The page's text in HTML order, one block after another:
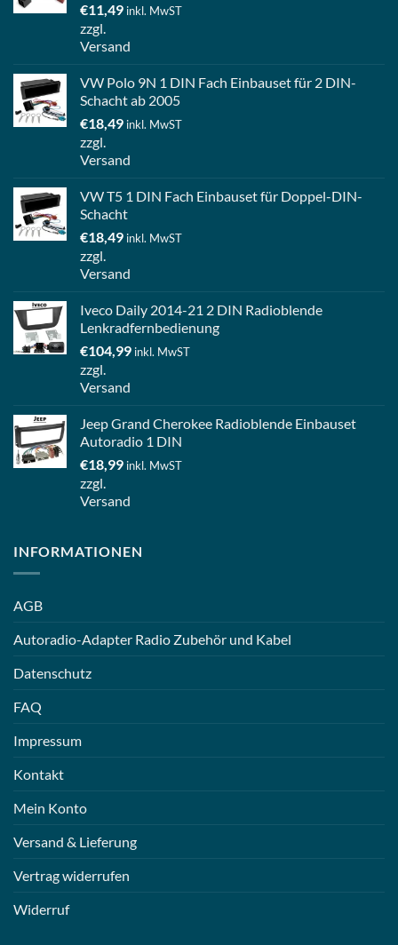
€11,49 inkl. MwST
zzgl.
Versand
VW Polo 9N 1 DIN Fach Einbauset für 2 DIN-
Schacht ab 2005
€18,49 inkl. MwST
zzgl.
Versand
VW T5 1 DIN Fach Einbauset für Doppel-DIN-
Schacht
€18,49 inkl. MwST
zzgl.
Versand
Iveco Daily 2014-21 2 DIN Radioblende
Lenkradfernbedienung
€104,99 inkl. MwST
zzgl.
Versand
Jeep Grand Cherokee Radioblende Einbauset
Autoradio 1 DIN
€18,99 inkl. MwST
zzgl.
Versand
INFORMATIONEN
AGB
Autoradio-Adapter Radio Zubehör und Kabel
Datenschutz
FAQ
Impressum
Kontakt
Mein Konto
Versand & Lieferung
Vertrag widerrufen
Widerruf